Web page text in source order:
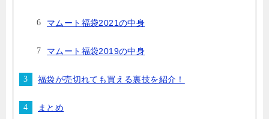
マムート福袋2021の中身
マムート福袋2019の中身
福袋が売切れても買える裏技を紹介！
まとめ